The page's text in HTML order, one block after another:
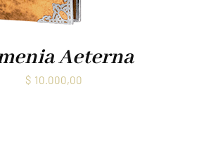
Aeterna
$ 10.000,00